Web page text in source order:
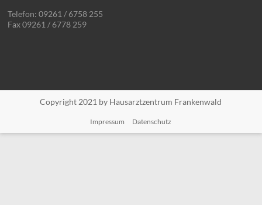
Telefon: 09261 / 6758 255
Fax 09261 / 6778 259
Copyright 2021 by Hausarztzentrum Frankenwald
Impressum Datenschutz